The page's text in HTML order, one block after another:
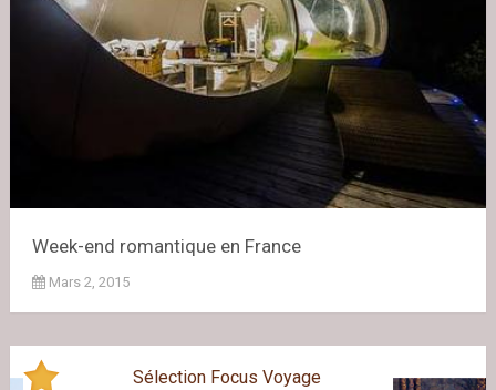
Week-end romantique en France
Mars 2, 2015
Sélection Focus Voyage